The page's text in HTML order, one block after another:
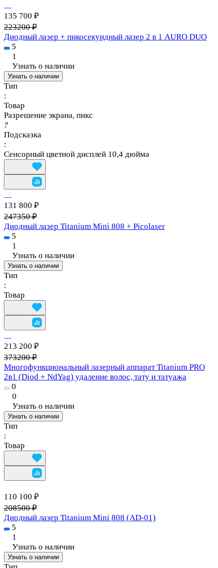
135 700 ₽
223200 ₽
Диодный лазер + пикосекундный лазер 2 в 1 AURO DUO
5
1
Узнать о наличии
Узнать о наличии
Тип
:
Товар
Разрешение экрана, пикс
?
Подсказка
:
Сенсорный цветной дисплей 10,4 дюйма
131 800 ₽
247350 ₽
Диодный лазер Titanium Mini 808 + Picolaser
5
1
Узнать о наличии
Узнать о наличии
Тип
:
Товар
213 200 ₽
373200 ₽
Многофункциональный лазерный аппарат Titanium PRO
2в1 (Diod + NdYag) удаление волос, тату и татуажа
0
0
Узнать о наличии
Узнать о наличии
Тип
:
Товар
110 100 ₽
208500 ₽
Диодный лазер Titanium Mini 808 (AD-01)
5
1
Узнать о наличии
Узнать о наличии